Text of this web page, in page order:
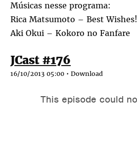
Músicas nesse programa:
Rica Matsumoto – Best Wishes!
Aki Okui – Kokoro no Fanfare
JCast #176
16/10/2013 05:00 • Download